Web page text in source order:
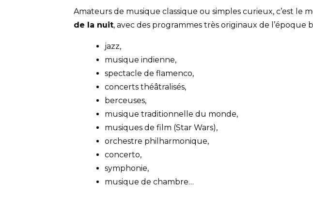
Amateurs de musique classique ou simples curieux, c’est le
de la nuit, avec des programmes très originaux de l’époque
jazz,
musique indienne,
spectacle de flamenco,
concerts théâtralisés,
berceuses,
musique traditionnelle du monde,
musiques de film (Star Wars),
orchestre philharmonique,
concerto,
symphonie,
musique de chambre…